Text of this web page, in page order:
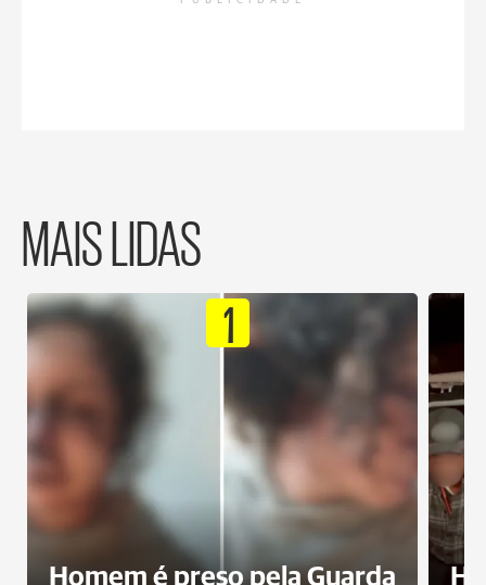
MAIS LIDAS
1
Homem é preso pela Guarda